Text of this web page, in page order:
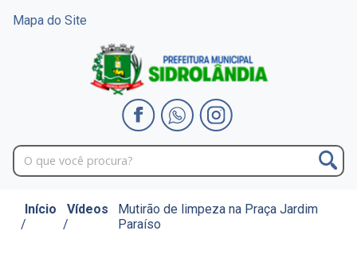
Mapa do Site
Início
/
Vídeos
/
Mutirão de limpeza na Praça Jardim
Paraíso